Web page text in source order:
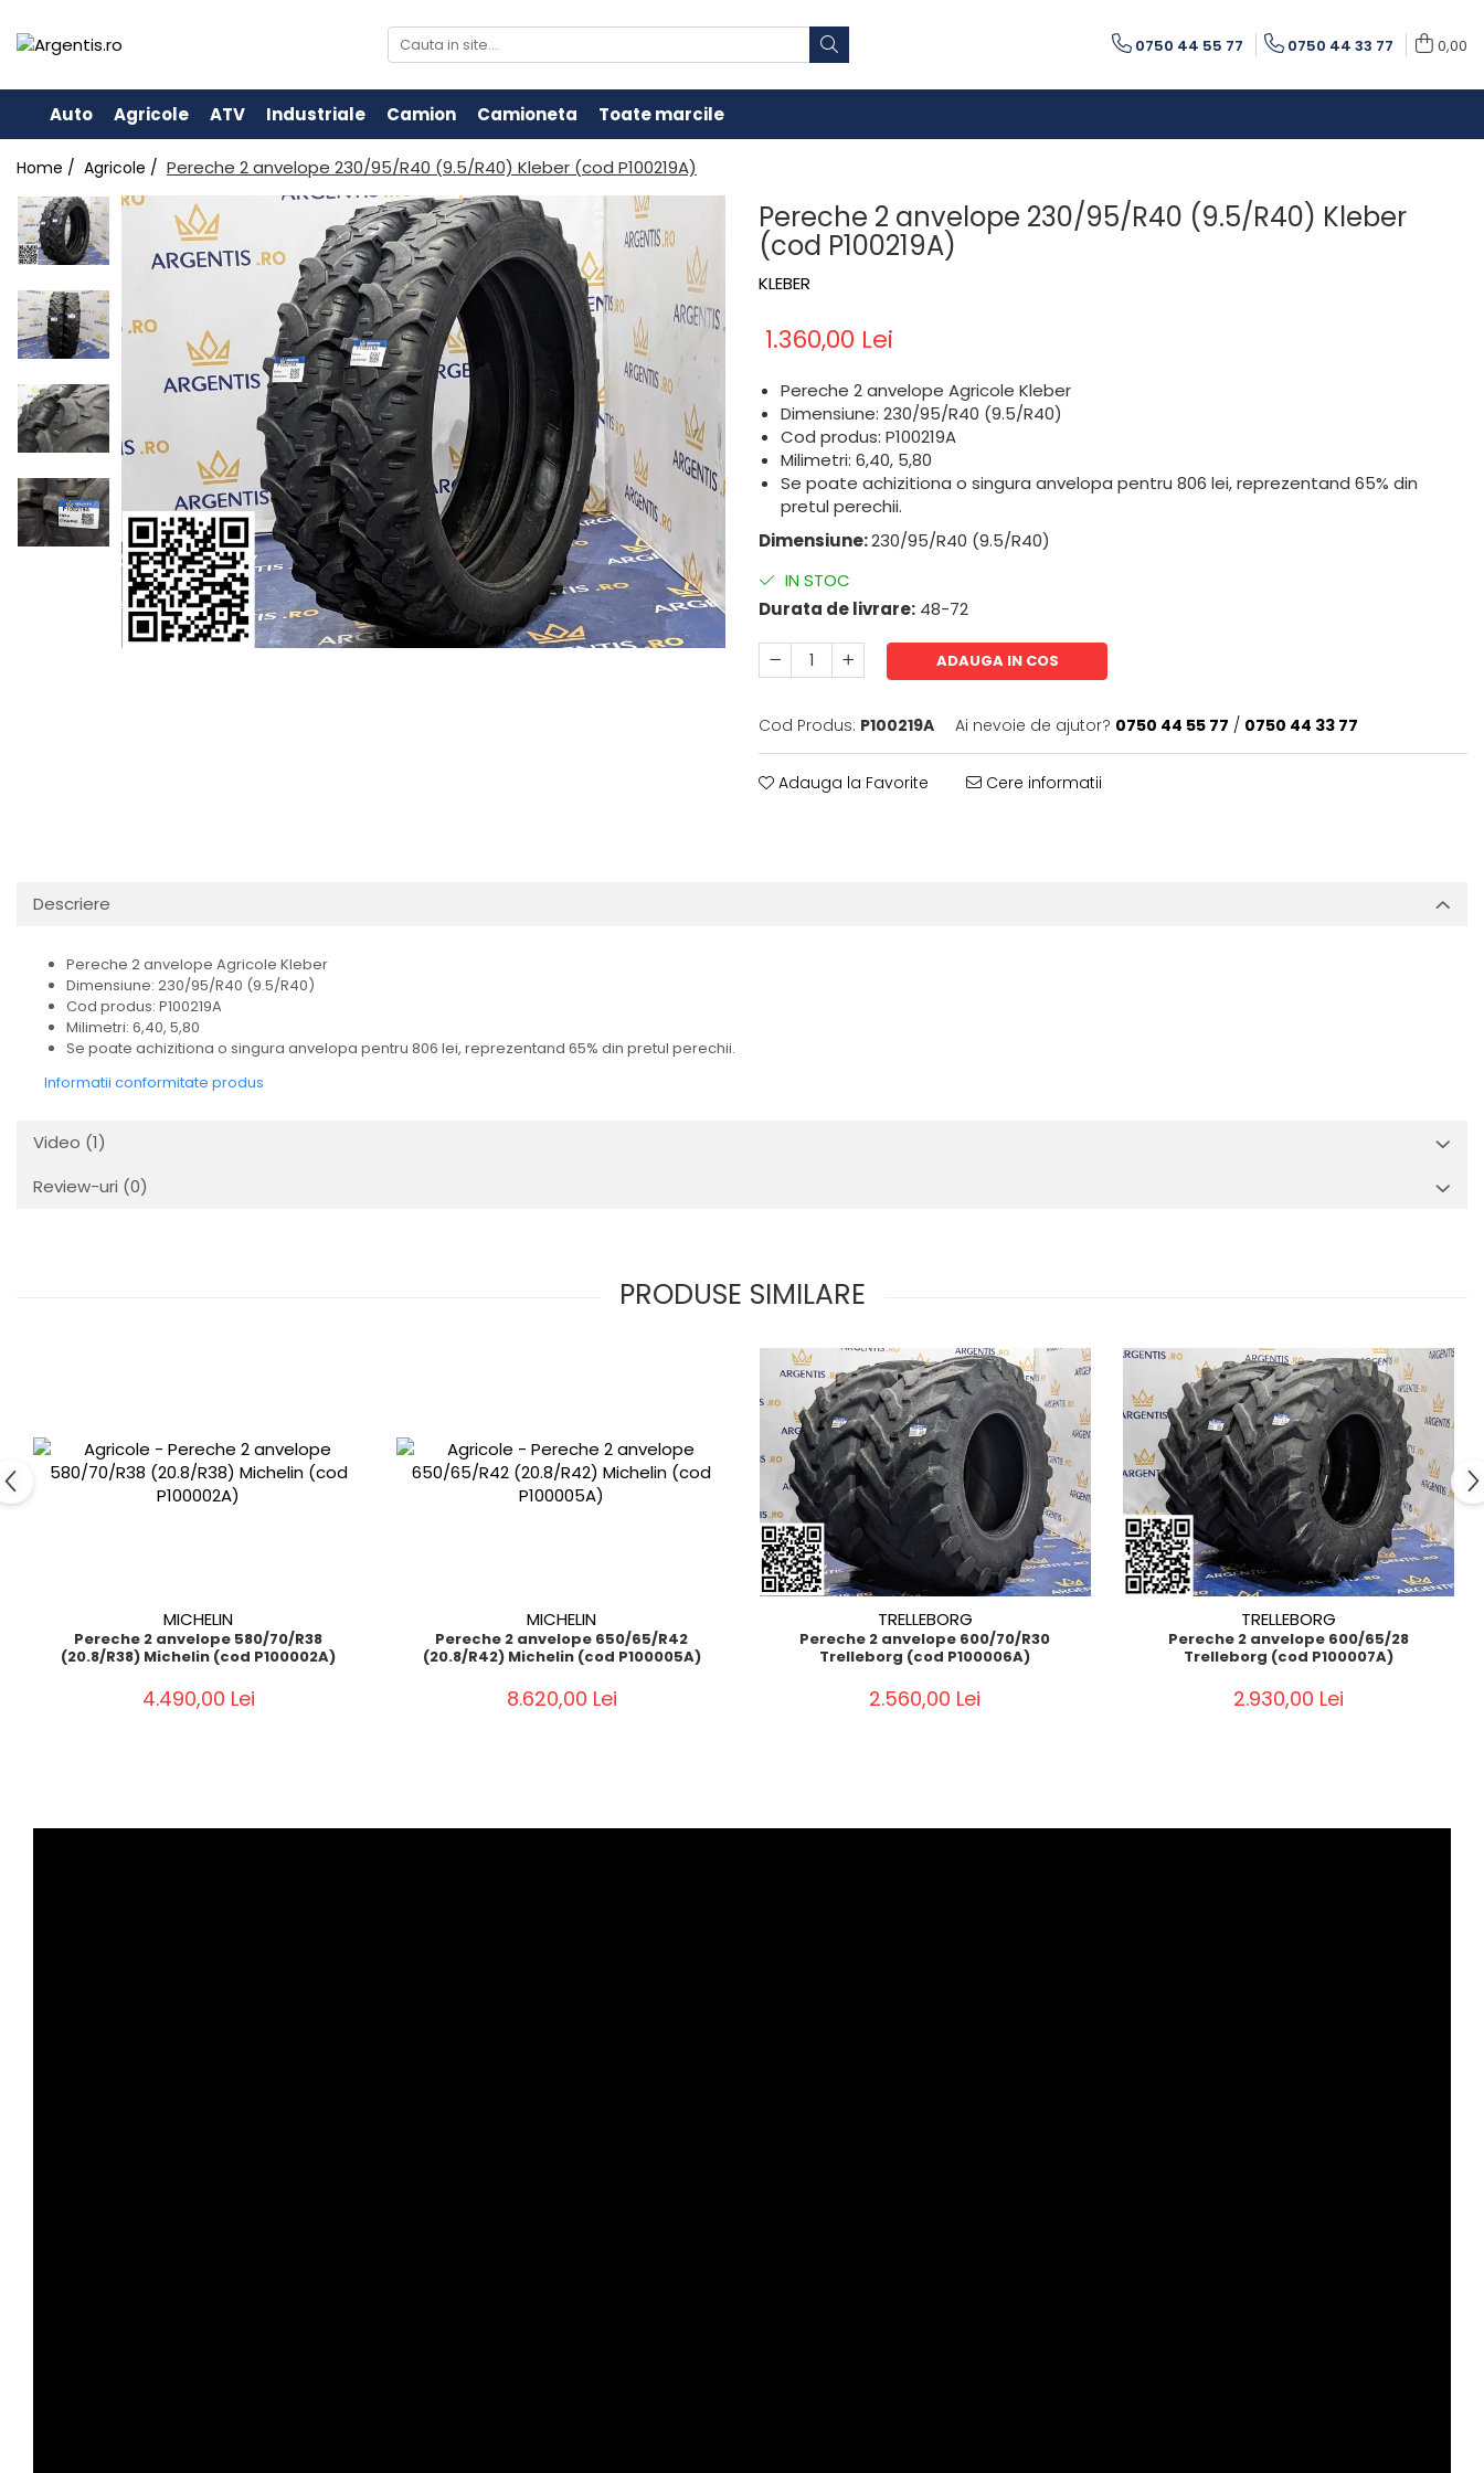
0750 44 55 77 0750 44 33 77 0,00
Auto Agricole ATV Industriale Camion Camioneta Toate marcile
Home / Agricole / Pereche 2 anvelope 230/95/R40 (9.5/R40) Kleber (cod P100219A)
Pereche 2 anvelope 230/95/R40 (9.5/R40) Kleber
(cod P100219A)
KLEBER
1.360,00 Lei
Pereche 2 anvelope Agricole Kleber
Dimensiune: 230/95/R40 (9.5/R40)
Cod produs: P100219A
Milimetri: 6,40, 5,80
Se poate achizitiona o singura anvelopa pentru 806 lei, reprezentand 65% din
pretul perechii.
Dimensiune:230/95/R40 (9.5/R40)
IN STOC
Durata de livrare: 48-72
ADAUGA IN COS
Cod Produs: P100219A Ai nevoie de ajutor? 0750 44 55 77 / 0750 44 33 77
Adauga la Favorite Cere informatii
Descriere
Pereche 2 anvelope Agricole Kleber
Dimensiune: 230/95/R40 (9.5/R40)
Cod produs: P100219A
Milimetri: 6,40, 5,80
Se poate achizitiona o singura anvelopa pentru 806 lei, reprezentand 65% din pretul perechii.
Informatii conformitate produs
Video (1)
Review-uri (0)
PRODUSE SIMILARE
MICHELIN
Pereche 2 anvelope 580/70/R38
(20.8/R38) Michelin (cod P100002A)
4.490,00 Lei
MICHELIN
Pereche 2 anvelope 650/65/R42
(20.8/R42) Michelin (cod P100005A)
8.620,00 Lei
TRELLEBORG
Pereche 2 anvelope 600/70/R30
Trelleborg (cod P100006A)
2.560,00 Lei
TRELLEBORG
Pereche 2 anvelope 600/65/28
Trelleborg (cod P100007A)
2.930,00 Lei